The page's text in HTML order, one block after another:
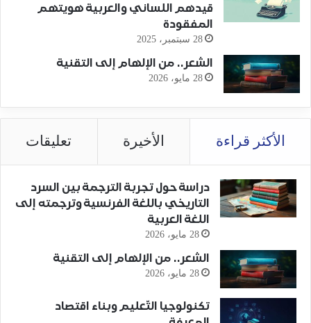
قيدهم اللساني والعربية هويتهم
المفقودة
28 سبتمبر، 2025
الشعر.. من الإلهام إلى التقنية
28 مايو، 2026
الأكثر قراءة الأخيرة تعليقات
دراسة حول تجربة الترجمة بين السرد
التاريخي باللغة الفرنسية وترجمته إلى
اللغة العربية
28 مايو، 2026
الشعر.. من الإلهام إلى التقنية
28 مايو، 2026
تكنولوجيا التّعليم وبناء اقتصاد